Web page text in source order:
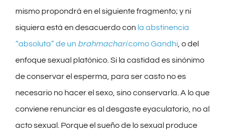
mismo propondrá en el siguiente fragmento; y ni
siquiera está en desacuerdo con la abstinencia
“absoluta” de un brahmacharicomo Gandhi , o del
enfoque sexual platónico. Si la castidad es sinónimo
de conservar el esperma, para ser casto no es
necesario no hacer el sexo, sino conservarla. A lo que
conviene renunciar es al desgaste eyaculatorio, no al
acto sexual. Porque el sueño de lo sexual produce